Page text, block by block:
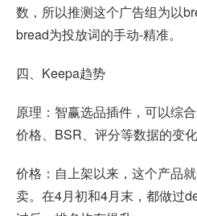
数，所以推测这个广告组为以
bread为投放词的手动-精准。
四、Keepa趋势
原理：智赢选品插件，可以综
价格、BSR、评分等数据的变化
价格：自上架以来，这个产品
卖。在4月初和4月末，都做过